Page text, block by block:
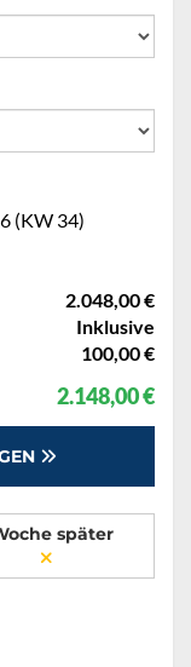
(KW 34)
2.048,00 €
Inklusive
100,00 €
2.148,00 €
später